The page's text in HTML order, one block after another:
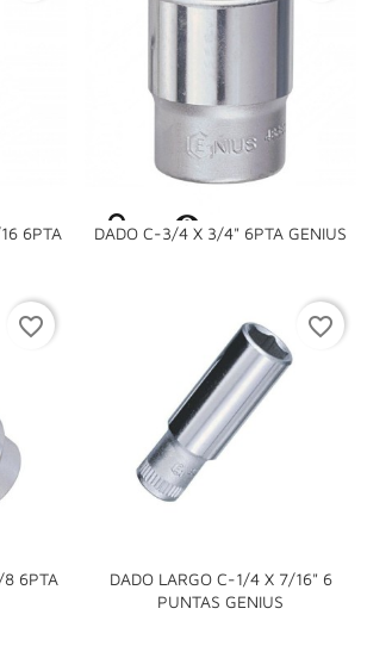
6PTA
DADO C-3/4 X 3/4" 6PTA GENIUS

8 6PTA
favorite_border
DADO LARGO C-1/4 X 7/16" 6
PUNTAS GENIUS

favorite_border